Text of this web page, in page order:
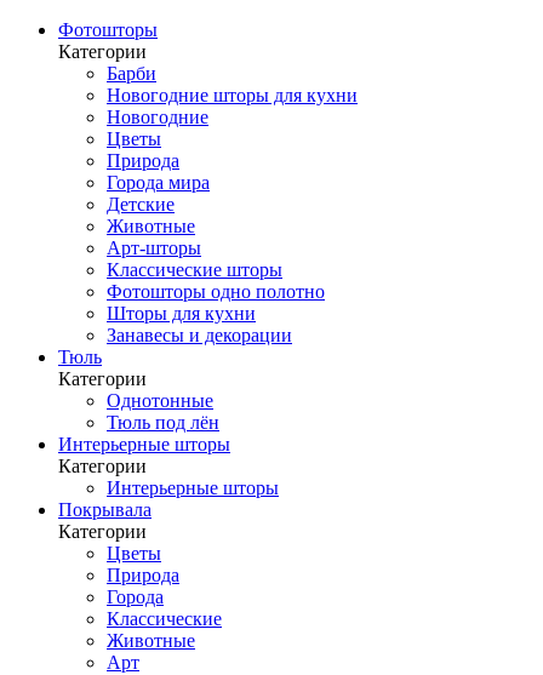
Фотошторы
Категории
Барби
Новогодние шторы для кухни
Новогодние
Цветы
Природа
Города мира
Детские
Животные
Арт-шторы
Классические шторы
Фотошторы одно полотно
Шторы для кухни
Занавесы и декорации
Тюль
Категории
Однотонные
Тюль под лён
Интерьерные шторы
Категории
Интерьерные шторы
Покрывала
Категории
Цветы
Природа
Города
Классические
Животные
Арт